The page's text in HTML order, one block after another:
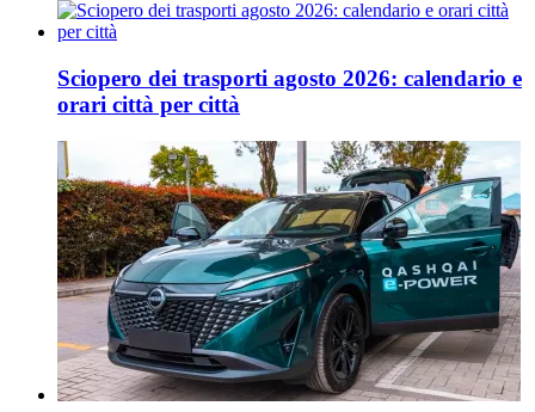
Sciopero dei trasporti agosto 2026: calendario e
orari città per città